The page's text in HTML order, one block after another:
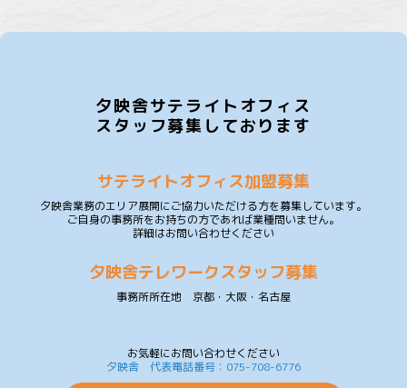
夕映舎サテライトオフィス
スタッフ募集しております
サテライトオフィス加盟募集
夕映舎業務のエリア展開にご協力いただける方を募集しています。
ご自身の事務所をお持ちの方であれば業種問いません。
詳細はお問い合わせください
夕映舎テレワークスタッフ募集
事務所所在地 京都・大阪・名古屋
お気軽にお問い合わせください
夕映舎 代表電話番号：075-708-6776